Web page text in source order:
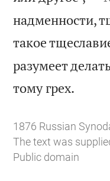
надменности,
такое
разумеет
тому грех.
1876 Russian
The text was
Public domain